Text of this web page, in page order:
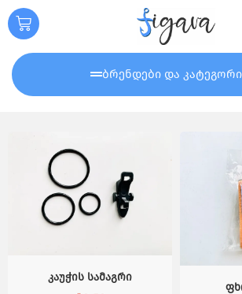
ბრენდები და
კაუჭის სამაგრი